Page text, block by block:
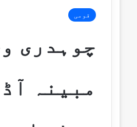
قومی
چوہدری
مبینہ